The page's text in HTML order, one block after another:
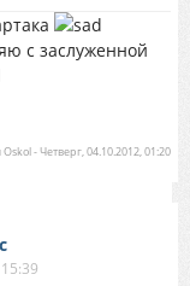
с заслуженной
Oskol-Четверг, 04.10.2012, 01:20